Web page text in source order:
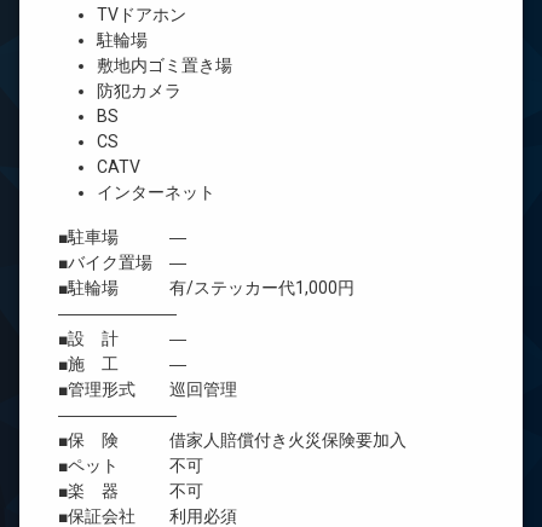
TVドアホン
駐輪場
敷地内ゴミ置き場
防犯カメラ
BS
CS
CATV
インターネット
■駐車場 ―
■バイク置場 ―
■駐輪場 有/ステッカー代1,000円
―――――――
■設 計 ―
■施 工 ―
■管理形式 巡回管理
―――――――
■保 険 借家人賠償付き火災保険要加入
■ペット 不可
■楽 器 不可
■保証会社 利用必須